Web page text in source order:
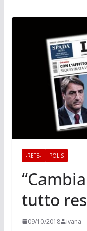
-RETE- POLIS
tutto
09/10/2018 ivana